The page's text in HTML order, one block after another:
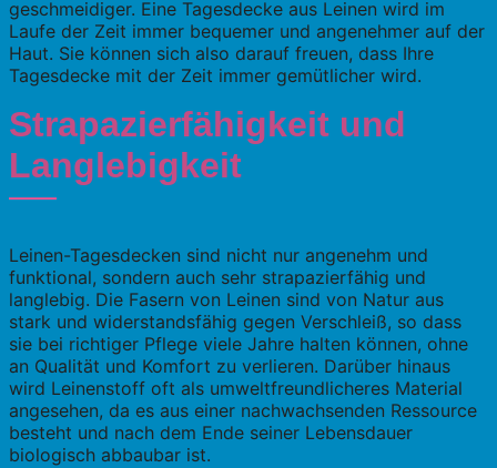
geschmeidiger. Eine Tagesdecke aus Leinen wird im
Laufe der Zeit immer bequemer und angenehmer auf der
Haut. Sie können sich also darauf freuen, dass Ihre
Tagesdecke mit der Zeit immer gemütlicher wird.
Strapazierfähigkeit und
Langlebigkeit
Leinen-Tagesdecken sind nicht nur angenehm und
funktional, sondern auch sehr strapazierfähig und
langlebig. Die Fasern von Leinen sind von Natur aus
stark und widerstandsfähig gegen Verschleiß, so dass
sie bei richtiger Pflege viele Jahre halten können, ohne
an Qualität und Komfort zu verlieren. Darüber hinaus
wird Leinenstoff oft als umweltfreundlicheres Material
angesehen, da es aus einer nachwachsenden Ressource
besteht und nach dem Ende seiner Lebensdauer
biologisch abbaubar ist.